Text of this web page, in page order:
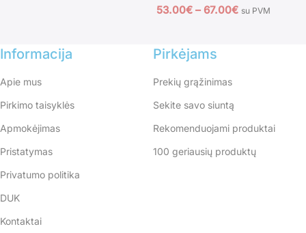
53.00€ – 67.00€ su PVM
Informacija
Apie mus
Pirkimo taisyklės
Apmokėjimas
Pristatymas
Privatumo politika
DUK
Kontaktai
Pirkėjams
Prekių grąžinimas
Sekite savo siuntą
Rekomenduojami produktai
100 geriausių produktų